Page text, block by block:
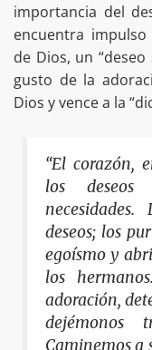
importancia del
encuentra
de Dios, un
gusto de la
Dios y vence a la
“El corazón,
los
deseos; los
egoísmo y
los
adoración,
dejémonos
Caminemos a